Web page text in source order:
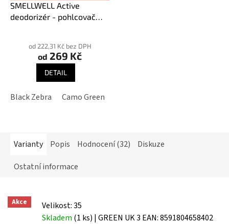
SMELLWELL Active
deodorizér - pohlcovač
hodnocení
produktu
5
od 222,31 Kč bez DPH
od 269 Kč
DETAIL
Black Zebra Camo Green
Varianty Popis Hodnocení (32)
Diskuze
Ostatní informace
Akce
Velikost: 35
Skladem (1 ks) | GREEN UK 3 EAN:8591804658402